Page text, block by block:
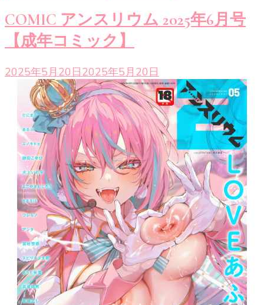
COMIC アンスリウム 2025年6月号
【成年コミック】
2025年5月20日2025年5月20日